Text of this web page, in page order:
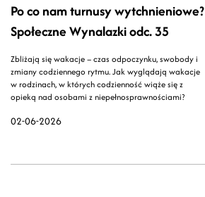
02-06-2026
Po co nam turnusy wytchnieniowe?
Społeczne Wynalazki odc. 35
Zbliżają się wakacje – czas odpoczynku, swobody i
zmiany codziennego rytmu. Jak wyglądają wakacje
w rodzinach, w których codzienność wiąże się z
opieką nad osobami z niepełnosprawnościami?